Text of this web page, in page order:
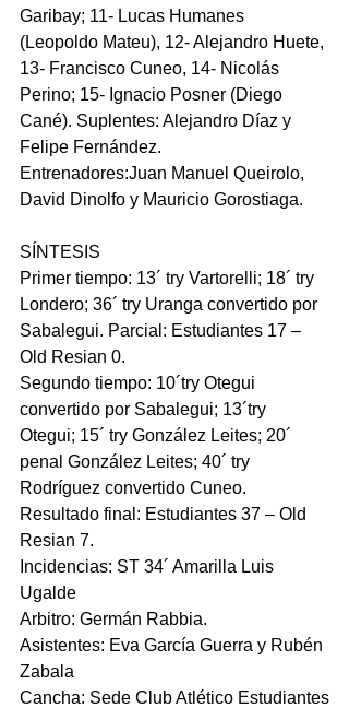
Garibay; 11- Lucas Humanes
(Leopoldo Mateu), 12- Alejandro Huete,
13- Francisco Cuneo, 14- Nicolás
Perino; 15- Ignacio Posner (Diego
Cané). Suplentes: Alejandro Díaz y
Felipe Fernández.
Entrenadores:Juan Manuel Queirolo,
David Dinolfo y Mauricio Gorostiaga.
SÍNTESIS
Primer tiempo: 13´ try Vartorelli; 18´ try
Londero; 36´ try Uranga convertido por
Sabalegui. Parcial: Estudiantes 17 –
Old Resian 0.
Segundo tiempo: 10´try Otegui
convertido por Sabalegui; 13´try
Otegui; 15´ try González Leites; 20´
penal González Leites; 40´ try
Rodríguez convertido Cuneo.
Resultado final: Estudiantes 37 – Old
Resian 7.
Incidencias: ST 34´ Amarilla Luis
Ugalde
Arbitro: Germán Rabbia.
Asistentes: Eva García Guerra y Rubén
Zabala
Cancha: Sede Club Atlético Estudiantes